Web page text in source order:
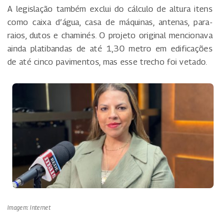
A legislação também exclui do cálculo de altura itens
como caixa d’água, casa de máquinas, antenas, para-
raios, dutos e chaminés. O projeto original mencionava
ainda platibandas de até 1,30 metro em edificações
de até cinco pavimentos, mas esse trecho foi vetado.
Imagem: Internet